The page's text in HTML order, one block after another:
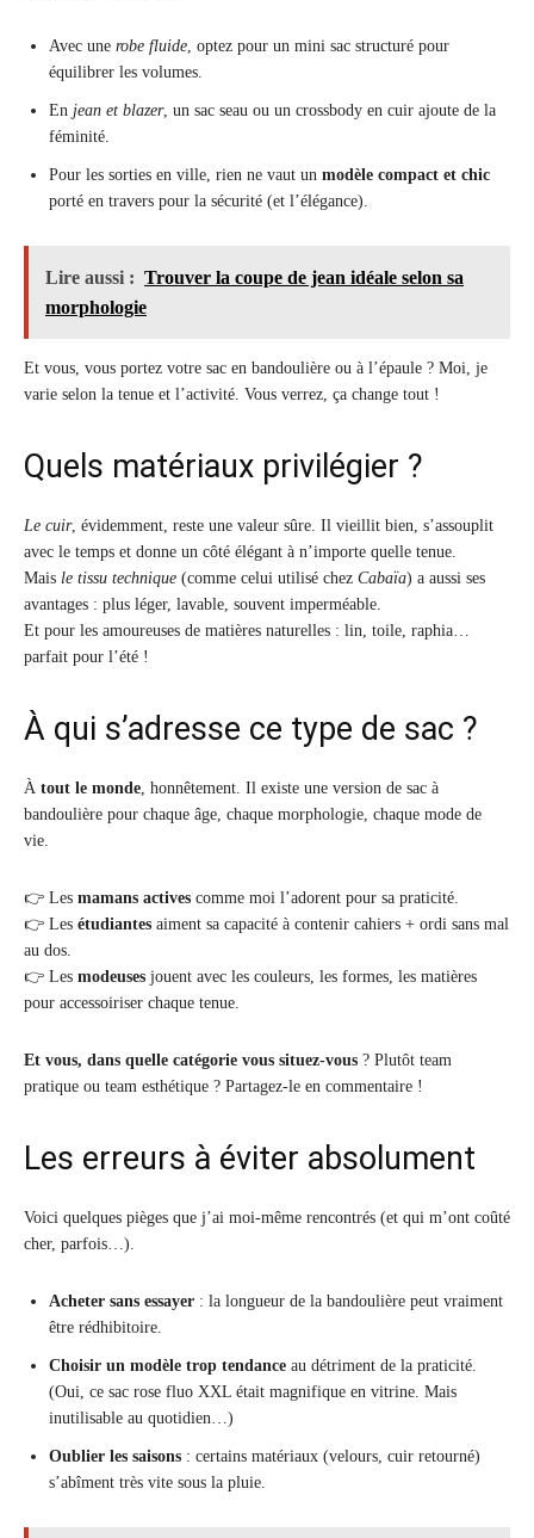
Avec une robe fluide, optez pour un mini sac structuré pour
équilibrer les volumes.
En jean et blazer, un sac seau ou un crossbody en cuir ajoute de la
féminité.
Pour les sorties en ville, rien ne vaut un modèle compact et chic
porté en travers pour la sécurité (et l’élégance).
Lire aussi : Trouver la coupe de jean idéale selon sa
morphologie
Et vous, vous portez votre sac en bandoulière ou à l’épaule ? Moi, je
varie selon la tenue et l’activité. Vous verrez, ça change tout !
Quels matériaux privilégier ?
Le cuir, évidemment, reste une valeur sûre. Il vieillit bien, s’assouplit
avec le temps et donne un côté élégant à n’importe quelle tenue.
Mais le tissu technique (comme celui utilisé chez Cabaïa) a aussi ses
avantages : plus léger, lavable, souvent imperméable.
Et pour les amoureuses de matières naturelles : lin, toile, raphia…
parfait pour l’été !
À qui s’adresse ce type de sac ?
À tout le monde, honnêtement. Il existe une version de sac à
bandoulière pour chaque âge, chaque morphologie, chaque mode de
vie.
👉 Les mamans actives comme moi l’adorent pour sa praticité.
👉 Les étudiantes aiment sa capacité à contenir cahiers + ordi sans mal
au dos.
👉 Les modeuses jouent avec les couleurs, les formes, les matières
pour accessoiriser chaque tenue.
Et vous, dans quelle catégorie vous situez-vous ? Plutôt team
pratique ou team esthétique ? Partagez-le en commentaire !
Les erreurs à éviter absolument
Voici quelques pièges que j’ai moi-même rencontrés (et qui m’ont coûté
cher, parfois…).
Acheter sans essayer : la longueur de la bandoulière peut vraiment
être rédhibitoire.
Choisir un modèle trop tendance au détriment de la praticité.
(Oui, ce sac rose fluo XXL était magnifique en vitrine. Mais
inutilisable au quotidien…)
Oublier les saisons : certains matériaux (velours, cuir retourné)
s’abîment très vite sous la pluie.